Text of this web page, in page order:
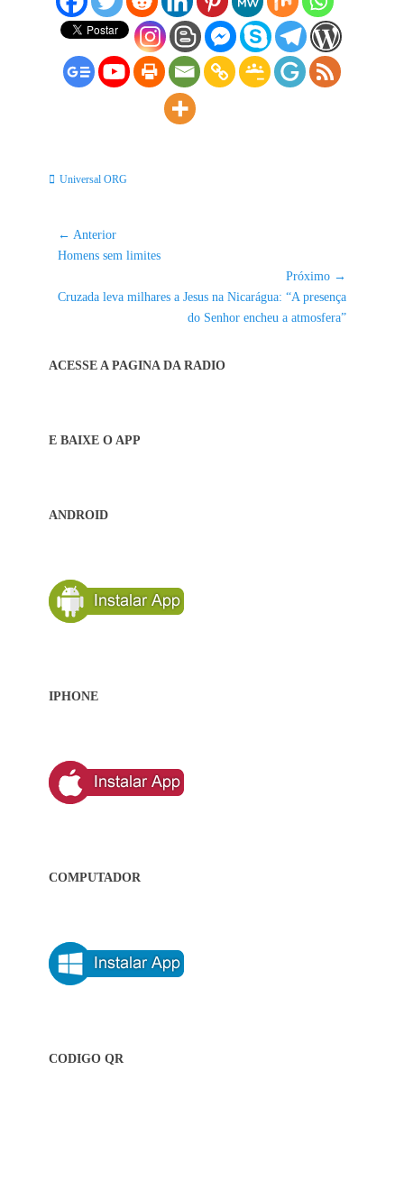
Categorias:
Universal ORG
Navegação
de
← Anterior
Post
Homens sem limites
Próximo →
Próximo
Cruzada leva milhares a Jesus na Nicarágua: “A presença
do Senhor encheu a atmosfera”
ACESSE A PAGINA DA RADIO
E BAIXE O APP
ANDROID
IPHONE
COMPUTADOR
CODIGO QR